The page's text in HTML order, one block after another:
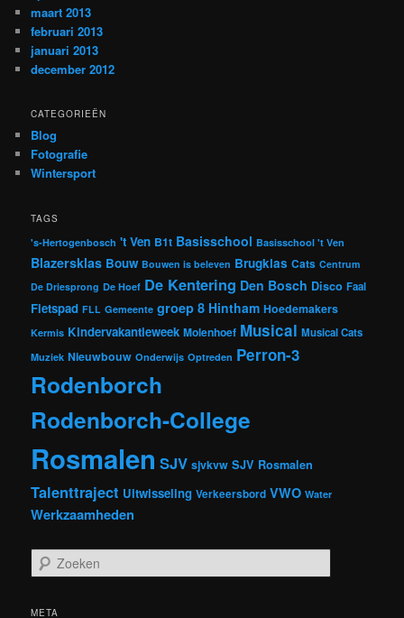
maart 2013
februari 2013
januari 2013
december 2012
CATEGORIEËN
Blog
Fotografie
Wintersport
TAGS
's-Hertogenbosch 't Ven B1t Basisschool Basisschool 't Ven
Blazersklas Bouw Bouwen is beleven Brugklas Cats Centrum
De Driesprong De Hoef De Kentering Den Bosch Disco Faal
Fietspad FLL Gemeente groep 8 Hintham Hoedemakers
Kermis Kindervakantieweek Molenhoef Musical Musical Cats
Muziek Nieuwbouw Onderwijs Optreden Perron-3
Rodenborch
Rodenborch-College
Rosmalen SJV sjvkvw SJV Rosmalen
Talenttraject Uitwisseling Verkeersbord VWO Water
Werkzaamheden
o
k
META